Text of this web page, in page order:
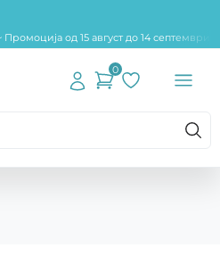
од 15 август до 14 септември!
0